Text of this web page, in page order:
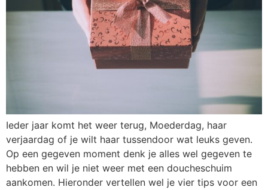
Ieder jaar komt het weer terug, Moederdag, haar
verjaardag of je wilt haar tussendoor wat leuks geven.
Op een gegeven moment denk je alles wel gegeven te
hebben en wil je niet weer met een doucheschuim
aankomen. Hieronder vertellen wel je vier tips voor een